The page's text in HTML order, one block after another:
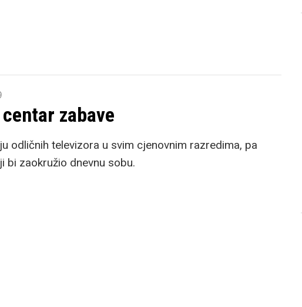
zabave
odličnih televizora u svim cjenovnim razredima, pa
bi zaokružio dnevnu sobu.